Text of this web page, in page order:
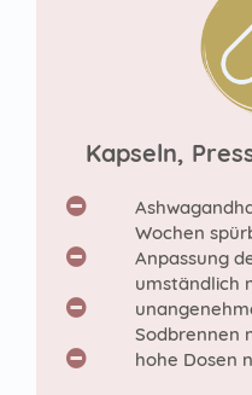
Kapseln,
Wochen
Anpassung
umständlich
Sodbrennen
hohe Dosen